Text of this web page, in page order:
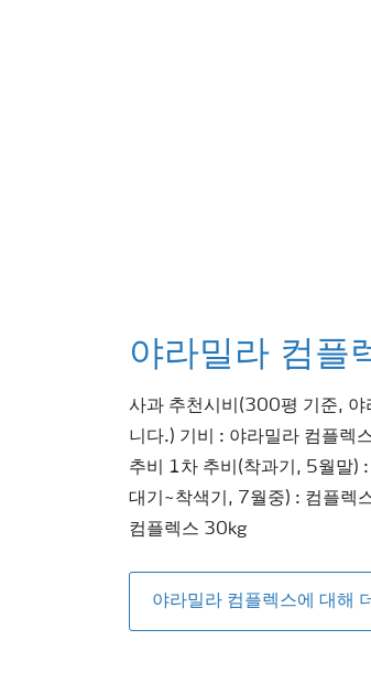
야라밀라 컴플
사과 추천시비(300평 기준, 야
니다.) 기비 : 야라밀라 컴플렉
추비 1차 추비(착과기, 5월말)
대기~착색기, 7월중) : 컴플렉
컴플렉스 30kg
야라밀라 컴플렉스에 대해